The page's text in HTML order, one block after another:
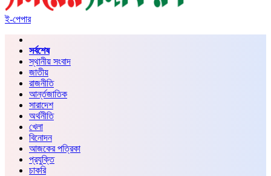
ই-পেপার
সর্বশেষ
স্থানীয় সংবাদ
জাতীয়
রাজনীতি
আর্ন্তজাতিক
সারাদেশ
অর্থনীতি
খেলা
বিনোদন
আজকের পত্রিকা
প্রযুক্তি
চাকরি